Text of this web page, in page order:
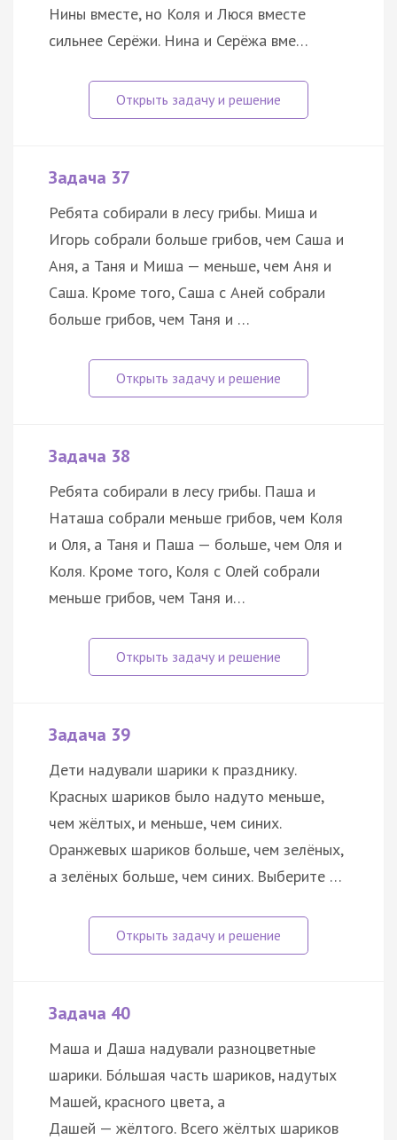
Нины вместе, но Коля и Люся вместе
сильнее Серёжи. Нина и Серёжа вме…
Задача 37
Ребята собирали в лесу грибы. Миша и
Игорь собрали больше грибов, чем Саша и
Аня, а Таня и Миша — меньше, чем Аня и
Саша. Кроме того, Саша с Аней собрали
больше грибов, чем Таня и …
Задача 38
Ребята собирали в лесу грибы. Паша и
Наташа собрали меньше грибов, чем Коля
и Оля, а Таня и Паша — больше, чем Оля и
Коля. Кроме того, Коля с Олей собрали
меньше грибов, чем Таня и…
Задача 39
Дети надували шарики к празднику.
Красных шариков было надуто меньше,
чем жёлтых, и меньше, чем синих.
Оранжевых шариков больше, чем зелёных,
а зелёных больше, чем синих. Выберите …
Задача 40
Маша и Даша надували разноцветные
шарики. Бо́льшая часть шариков, надутых
Машей, красного цвета, а
Дашей — жёлтого. Всего жёлтых шариков